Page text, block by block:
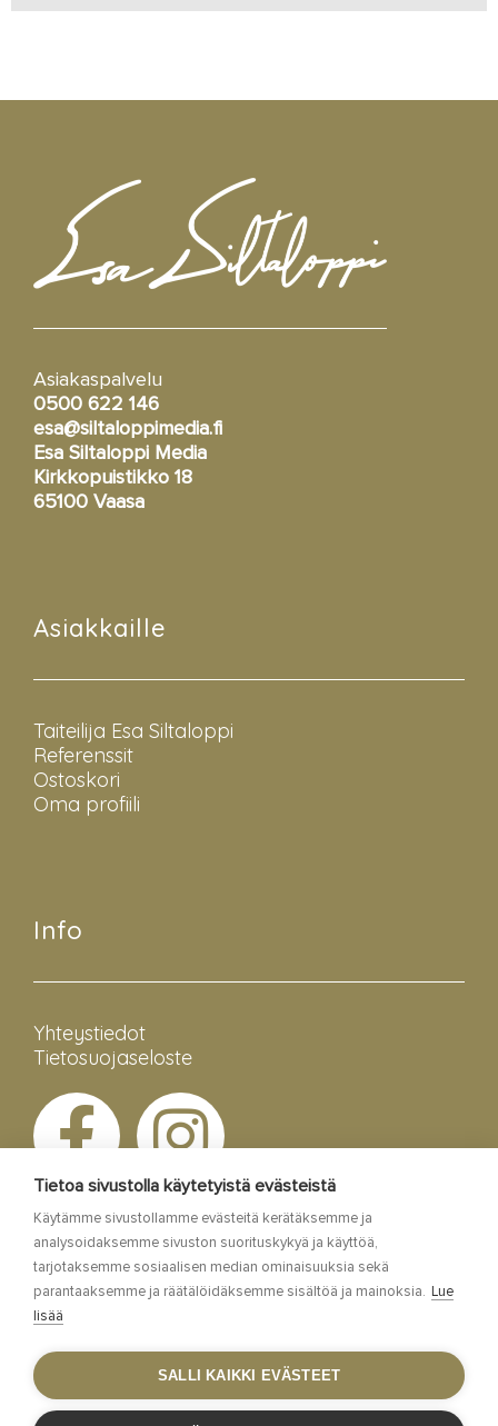
Asiakaspalvelu
0500 622 146
esa@siltaloppimedia.fi
Esa Siltaloppi Media
Kirkkopuistikko 18
65100 Vaasa
Asiakkaille
Taiteilija Esa Siltaloppi
Referenssit
Ostoskori
Oma profiili
Info
Yhteystiedot
Tietosuojaseloste
Esa Siltaloppi Media
Site byWebAula
Tietoa sivustolla käytetyistä evästeistä
Käytämme sivustollamme evästeitä kerätäksemme ja
analysoidaksemme sivuston suorituskykyä ja käyttöä,
tarjotaksemme sosiaalisen median ominaisuuksia sekä
parantaaksemme ja räätälöidäksemme sisältöä ja mainoksia.
Lue
lisää
SALLI KAIKKI EVÄSTEET